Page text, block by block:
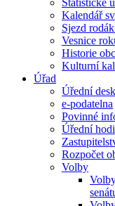
Statistické
Kalendář
Sjezd
Vesnice
Historie
Kulturní
Úřad
Úřední
e-podatelna
Povinné
Úřední
Rozpočet
Volby